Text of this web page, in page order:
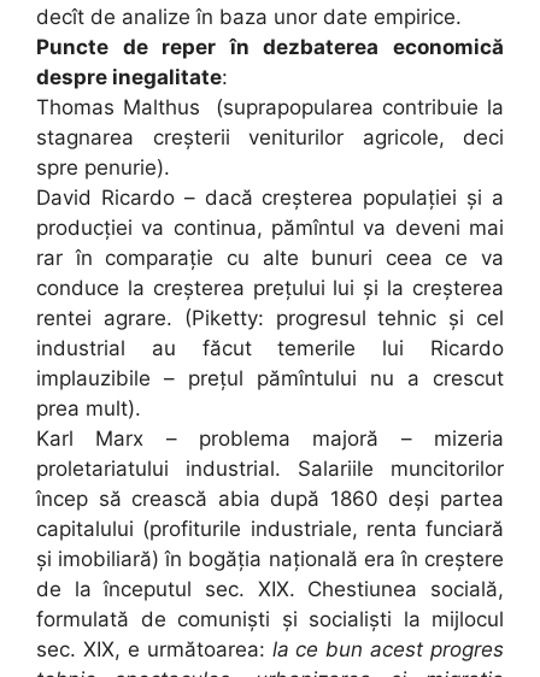
decît de analize în baza unor date empirice.
Puncte de reper în dezbaterea economică
despre inegalitate:
Thomas Malthus (suprapopularea contribuie la
stagnarea creșterii veniturilor agricole, deci
spre penurie).
David Ricardo – dacă creșterea populației și a
producției va continua, pămîntul va deveni mai
rar în comparație cu alte bunuri ceea ce va
conduce la creșterea prețului lui și la creșterea
rentei agrare. (Piketty: progresul tehnic și cel
industrial au făcut temerile lui Ricardo
implauzibile – prețul pămîntului nu a crescut
prea mult).
Karl Marx – problema majoră – mizeria
proletariatului industrial. Salariile muncitorilor
încep să crească abia după 1860 deși partea
capitalului (profiturile industriale, renta funciară
și imobiliară) în bogăția națională era în creștere
de la începutul sec. XIX. Chestiunea socială,
formulată de comuniști și socialiști la mijlocul
sec. XIX, e următoarea: la ce bun acest progres